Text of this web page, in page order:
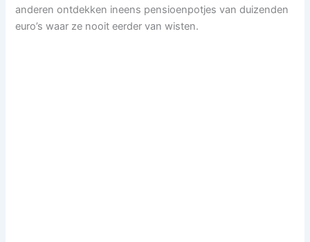
anderen ontdekken ineens pensioenpotjes van duizenden
euro’s waar ze nooit eerder van wisten.